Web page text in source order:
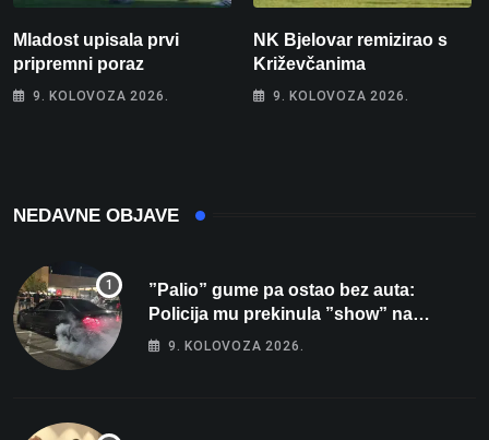
Mladost upisala prvi
pripremni poraz
9. KOLOVOZA 2026.
NK Bjelovar remizirao s
Križevčanima
9. KOLOVOZA 2026.
NEDAVNE OBJAVE
”Palio” gume pa ostao bez auta:
Policija mu prekinula ”show” na
parkingu u Bjelovaru
9. KOLOVOZA 2026.